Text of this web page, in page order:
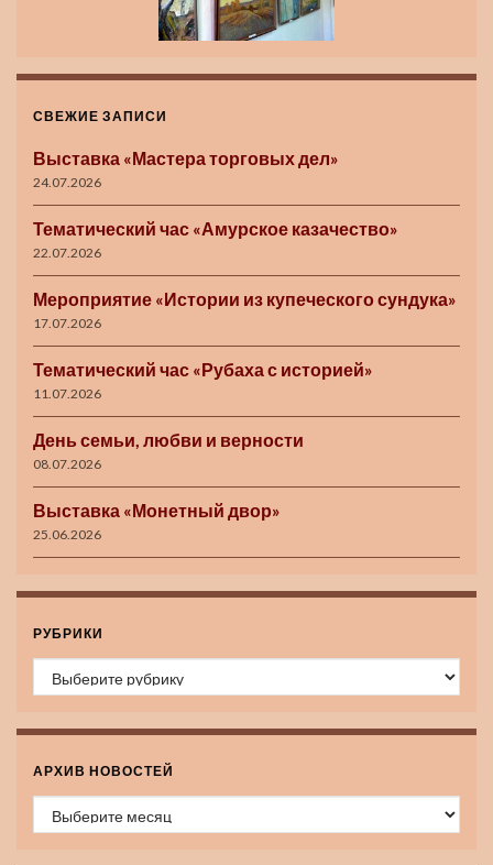
СВЕЖИЕ ЗАПИСИ
Выставка «Мастера торговых дел»
24.07.2026
Тематический час «Амурское казачество»
22.07.2026
Мероприятие «Истории из купеческого сундука»
17.07.2026
Тематический час «Рубаха с историей»
11.07.2026
День семьи, любви и верности
08.07.2026
Выставка «Монетный двор»
25.06.2026
РУБРИКИ
Рубрики
АРХИВ НОВОСТЕЙ
Архив новостей